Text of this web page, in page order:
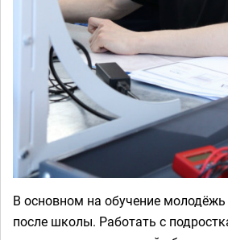
В основном на обучение молодёжь
после школы. Работать с